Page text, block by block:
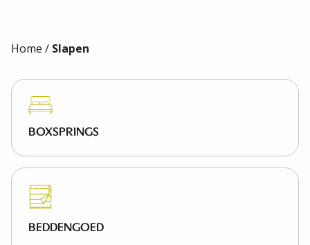
Home / Slapen
BOXSPRINGS
BEDDENGOED